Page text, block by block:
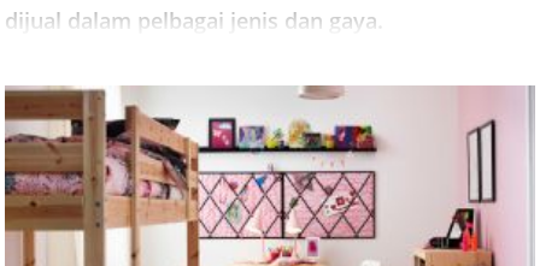
dijual dalam pelbagai jenis dan gaya.